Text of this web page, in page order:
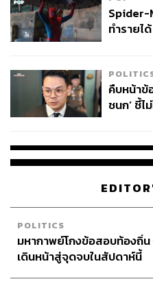
Spider-
ทำรายไ
คืบหน้าข้
ชนก’ ชี้ไ
POLITICS
มหากาพย์โกงข้อสอบท้องถิ่
เดินหน้าสู่จุดจบในสัปดาห์นี้